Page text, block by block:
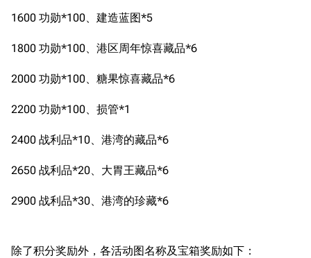
1600 功勋*100、建造蓝图*5
1800 功勋*100、港区周年惊喜藏品*6
2000 功勋*100、糖果惊喜藏品*6
2200 功勋*100、损管*1
2400 战利品*10、港湾的藏品*6
2650 战利品*20、大胃王藏品*6
2900 战利品*30、港湾的珍藏*6
除了积分奖励外，各活动图名称及宝箱奖励如下：